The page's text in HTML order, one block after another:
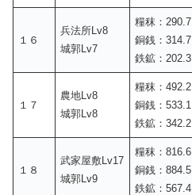
１６
兵法所Lv8
城郭Lv7
糧秣：290.7
銅銭：314.7
鉄鉱：202.3
１７
農地Lv8
城郭Lv8
糧秣：492.2
銅銭：533.1
鉄鉱：342.2
１８
武家屋敷Lv17
城郭Lv9
糧秣：816.6
銅銭：884.5
鉄鉱：567.4